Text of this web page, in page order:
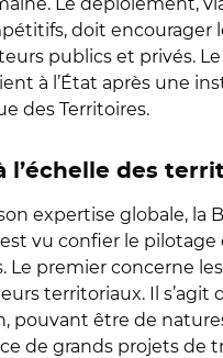
doit encourager
publics et privés.
à l’État après une
des Territoires.
l’échelle des
expertise globale, la
vu confier le
Le premier concerne les
territoriaux. Il s’agit
pouvant être de
de grands projets de